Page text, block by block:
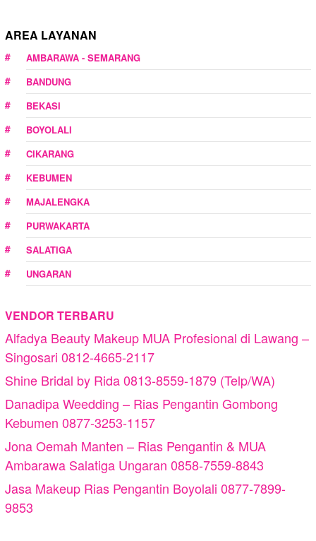
AREA LAYANAN
AMBARAWA - SEMARANG
BANDUNG
BEKASI
BOYOLALI
CIKARANG
KEBUMEN
MAJALENGKA
PURWAKARTA
SALATIGA
UNGARAN
VENDOR TERBARU
Alfadya Beauty Makeup MUA Profesional di Lawang –
Singosari 0812-4665-2117
Shine Bridal by Rida 0813-8559-1879 (Telp/WA)
Danadipa Weedding – Rias Pengantin Gombong
Kebumen 0877-3253-1157
Jona Oemah Manten – Rias Pengantin & MUA
Ambarawa Salatiga Ungaran 0858-7559-8843
Jasa Makeup Rias Pengantin Boyolali 0877-7899-
9853